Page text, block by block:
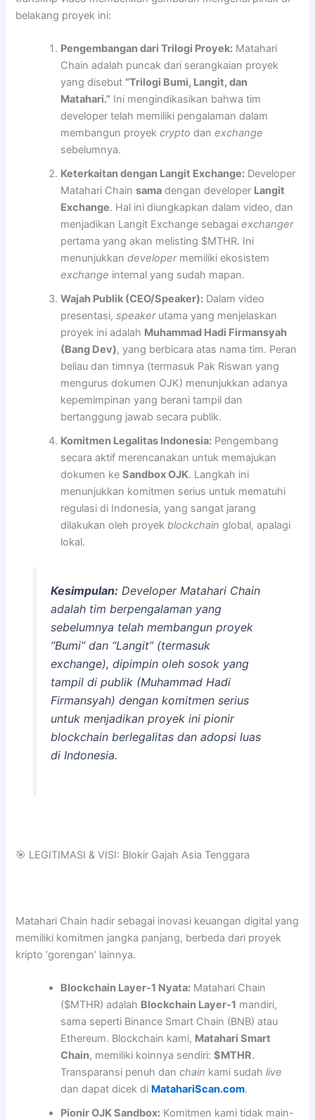
belakang proyek ini:
Pengembangan dari Trilogi Proyek: Matahari
Chain adalah puncak dari serangkaian proyek
yang disebut “Trilogi Bumi, Langit, dan
Matahari.” Ini mengindikasikan bahwa tim
developer telah memiliki pengalaman dalam
membangun proyekcrypto danexchange
sebelumnya.
Keterkaitan dengan Langit Exchange: Developer
Matahari Chainsama dengan developer Langit
Exchange. Hal ini diungkapkan dalam video, dan
menjadikan Langit Exchange sebagaiexchanger
pertama yang akan melisting $MTHR. Ini
menunjukkandevelopermemiliki ekosistem
exchange internal yang sudah mapan.
Wajah Publik (CEO/Speaker): Dalam video
presentasi,speakerutama yang menjelaskan
proyek ini adalah Muhammad Hadi Firmansyah
(Bang Dev), yang berbicara atas nama tim. Peran
beliau dan timnya (termasuk Pak Riswan yang
mengurus dokumen OJK) menunjukkan adanya
kepemimpinan yang berani tampil dan
bertanggung jawab secara publik.
Komitmen Legalitas Indonesia: Pengembang
secara aktif merencanakan untuk memajukan
dokumen keSandbox OJK. Langkah ini
menunjukkan komitmen serius untuk mematuhi
regulasi di Indonesia, yang sangat jarang
dilakukan oleh proyekblockchain global, apalagi
lokal.
Kesimpulan:Developer Matahari Chain
adalah tim berpengalaman yang
sebelumnya telah membangun proyek
“Bumi” dan “Langit” (termasuk
exchange), dipimpin oleh sosok yang
tampil di publik (Muhammad Hadi
Firmansyah) dengan komitmen serius
untuk menjadikan proyek ini pionir
blockchainberlegalitas dan adopsi luas
di Indonesia.
🎯 LEGITIMASI & VISI: Blokir Gajah Asia Tenggara
Matahari Chain hadir sebagai inovasi keuangan digital yang
memiliki komitmen jangka panjang, berbeda dari proyek
kripto ‘gorengan’ lainnya.
Blockchain Layer-1 Nyata: Matahari Chain
($MTHR) adalah Blockchain Layer-1 mandiri,
sama seperti Binance Smart Chain (BNB) atau
Ethereum. Blockchain kami, Matahari Smart
Chain, memiliki koinnya sendiri:$MTHR.
Transparansi penuh danchain kami sudahlive
dan dapat dicek di MatahariScan.com.
Pionir OJK Sandbox: Komitmen kami tidak main-